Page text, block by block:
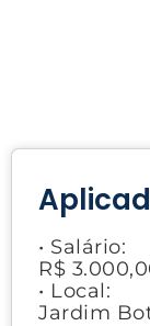
• Salário:
R$
• Local:
Jardim